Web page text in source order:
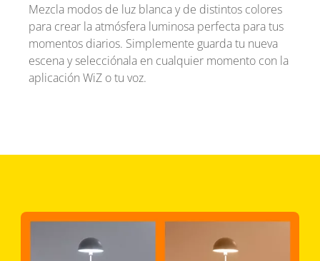
Mezcla modos de luz blanca y de distintos colores
para crear la atmósfera luminosa perfecta para tus
momentos diarios. Simplemente guarda tu nueva
escena y selecciónala en cualquier momento con la
aplicación WiZ o tu voz.